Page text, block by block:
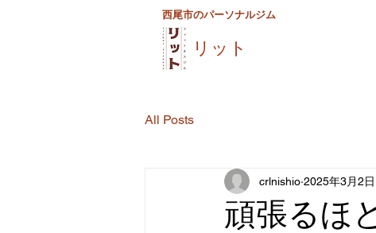
西尾市のパーソナルジム
リット
All Posts
頑張るほ
crlnishio 2025年3月2日